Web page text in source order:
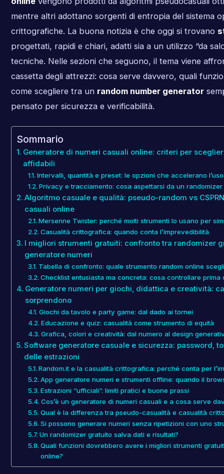
mentre altri adottano sorgenti di entropia del sistema
crittografiche. La buona notizia è che oggi si trovano
progettati, rapidi e chiari, adatti sia a un utilizzo “da
tecniche. Nelle sezioni che seguono, il tema viene
cassetta degli attrezzi: cosa serve davvero, quali
come scegliere tra un random number generator
pensato per sicurezza e verificabilità.
Sommario
Generatore di numeri casuali online: criteri per
affidabili
Intervalli, quantità e preset: le opzioni che accelerano
Privacy e tracciamento: cosa aspettarsi da un
Algoritmo casuale e qualità: pseudo-random vs
casuali online
Mersenne Twister: perché molti strumenti lo usano per
Casualità crittografica: quando conta l’imprevedibilità
I migliori strumenti gratuiti: confronto tra randomizer
generatore numeri
Tabella di confronto: quale strumento random online
Checklist entusiasta ma concreta: cosa controllare prima
Generatore numeri per giochi, didattica e creatività:
sorprendono
Giochi da tavolo e party game: dal dado ai tornei
Educazione e quiz: casualità come strumento di equità
Grafica, colori e creatività: dal numero al design
Software generatore casuale e sicurezza: password,
delle estrazioni
Random.it e la casualità crittografica: perché conta per
App generatore numeri e strumenti offline: quando il
Estrazioni “ufficiali”: limiti pratici e buone prassi
Cos’è un generatore di numeri casuali e a cosa serve
Qual è la differenza tra pseudo-casualità e casualità
Si possono generare numeri senza ripetizioni con uno
Un randomizer gratuito salva dati e risultati?
Quali funzioni dovrebbero avere i migliori strumenti
online?